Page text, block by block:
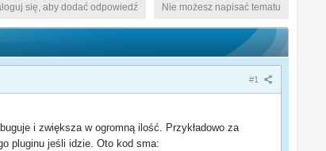
Nie możesz napisać tematu
się, aby dodać odpowiedź
#1
i zwiększa w ogromną ilość. Przykładowo za
pluginu jeśli idzie. Oto kod sma: